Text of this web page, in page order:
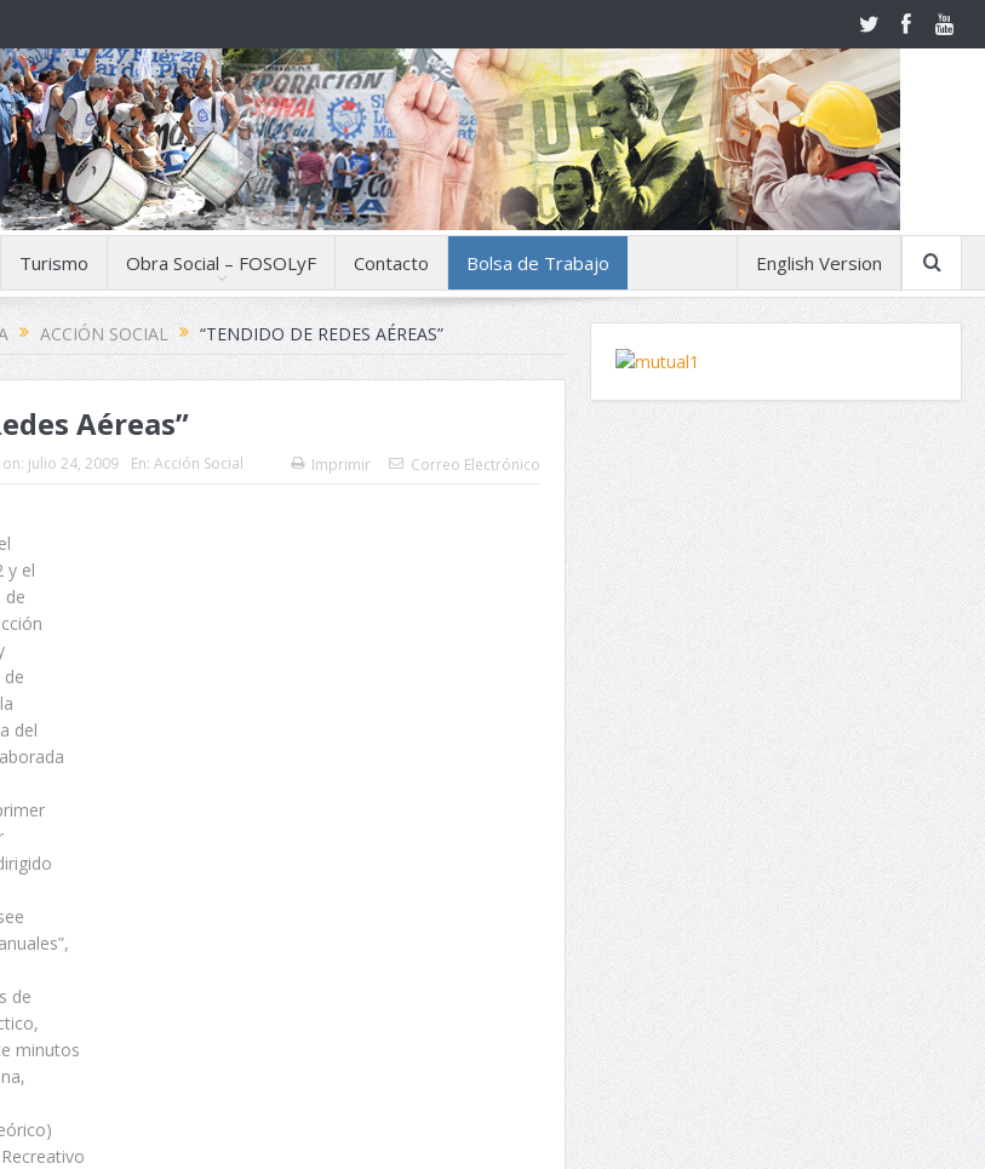
Turismo Obra Social – FOSOLyF Contacto Bolsa de Trabajo English Version
ACCIÓN SOCIAL “TENDIDO DE REDES AÉREAS”
Aéreas”
on: julio 24, 2009 En: Acción Social Imprimir Correo Electrónico
y el
de
de
del
de
minutos